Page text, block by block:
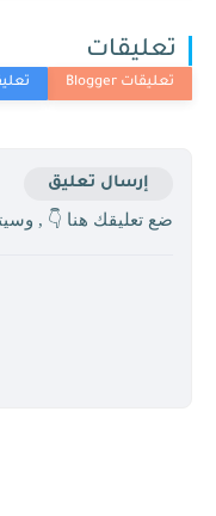
تعليقات
إرسال تعليق
ضع تعليقك هنا 👇 ,